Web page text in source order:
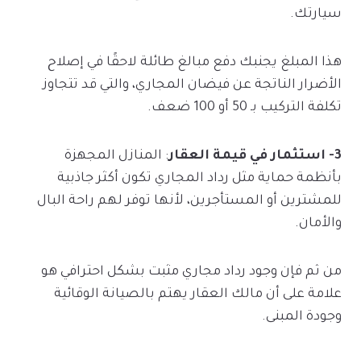
سيارتك.
هذا المبلغ يجنبك دفع مبالغ طائلة لاحقًا في إصلاح
الأضرار الناتجة عن فيضان المجاري، والتي قد تتجاوز
تكلفة التركيب بـ 50 أو 100 ضعف.
3- استثمار في قيمة العقار
: المنازل المجهزة
بأنظمة حماية مثل رداد المجاري تكون أكثر جاذبية
للمشترين أو المستأجرين، لأنها توفر لهم راحة البال
والأمان.
من ثم فإن وجود رداد مجاري مثبت بشكل احترافي هو
علامة على أن مالك العقار يهتم بالصيانة الوقائية
وجودة المبنى.